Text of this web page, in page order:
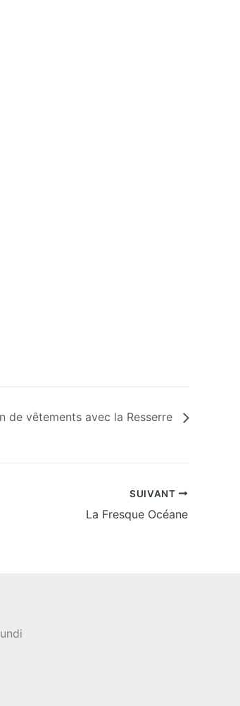
de vêtements avec la Resserre
SUIVANT
La Fresque Océane